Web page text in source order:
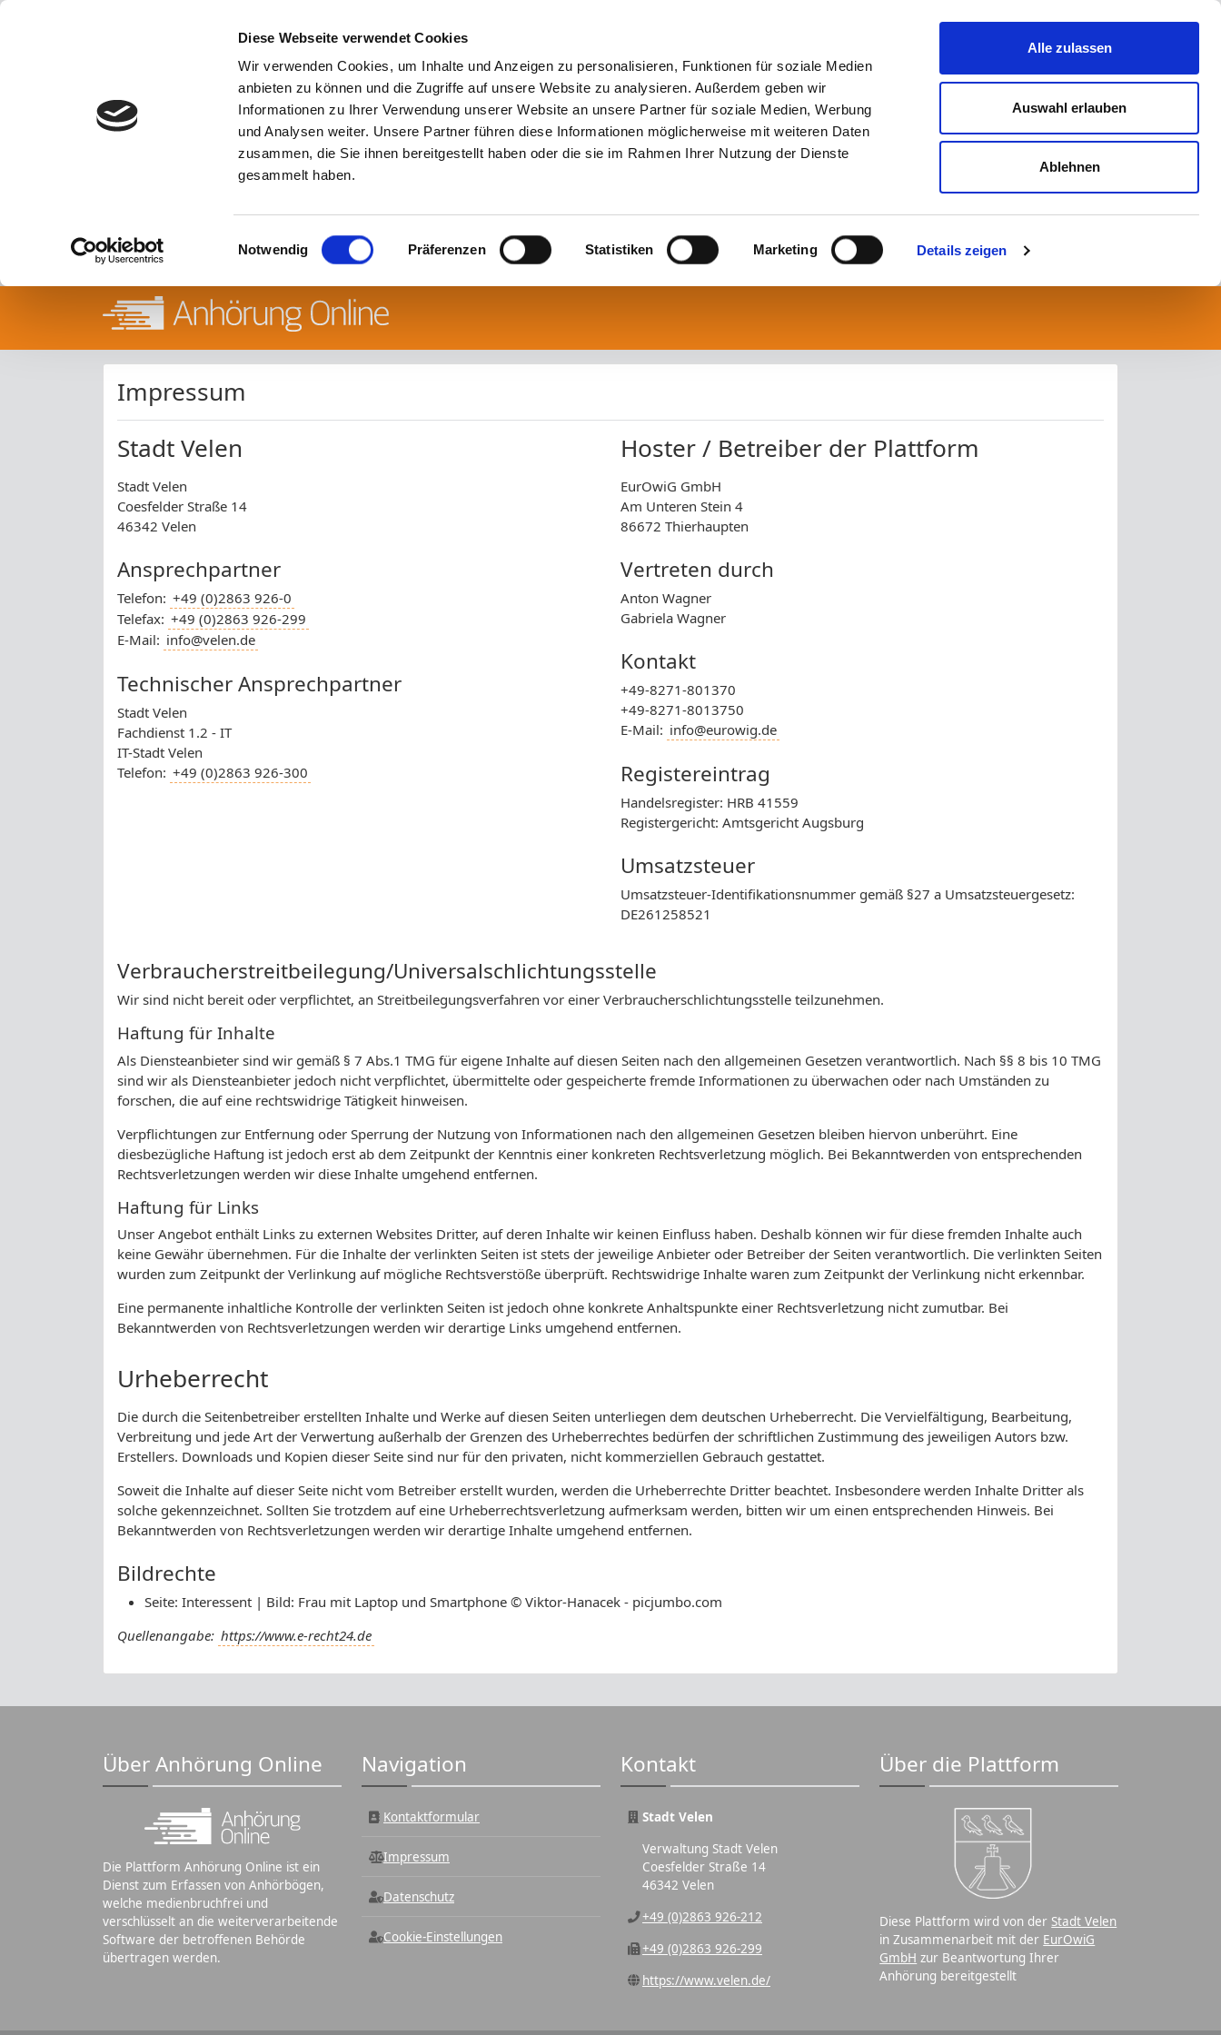
Diese Webseite verwendet Cookies
Wir verwenden Cookies, um Inhalte und Anzeigen zu personalisieren, Funktionen für soziale Medien
anbieten zu können und die Zugriffe auf unsere Website zu analysieren. Außerdem geben wir
Informationen zu Ihrer Verwendung unserer Website an unsere Partner für soziale Medien, Werbung
und Analysen weiter. Unsere Partner führen diese Informationen möglicherweise mit weiteren Daten
zusammen, die Sie ihnen bereitgestellt haben oder die sie im Rahmen Ihrer Nutzung der Dienste
gesammelt haben.
Einwilligungsauswahl
Notwendig Präferenzen Statistiken Marketing Details zeigen
Alle zulassen
Auswahl erlauben
Ablehnen
Impressum
Stadt Velen
Stadt Velen
Coesfelder Straße 14
46342 Velen
Ansprechpartner
Telefon: +49 (0)2863 926-0
Telefax: +49 (0)2863 926-299
E-Mail: info@velen.de
Technischer Ansprechpartner
Stadt Velen
Fachdienst 1.2 - IT
IT-Stadt Velen
Telefon: +49 (0)2863 926-300
Hoster / Betreiber der Plattform
EurOwiG GmbH
Am Unteren Stein 4
86672 Thierhaupten
Vertreten durch
Anton Wagner
Gabriela Wagner
Kontakt
+49-8271-801370
+49-8271-8013750
E-Mail: info@eurowig.de
Registereintrag
Handelsregister: HRB 41559
Registergericht: Amtsgericht Augsburg
Umsatzsteuer
Umsatzsteuer-Identifikationsnummer gemäß §27 a Umsatzsteuergesetz:
DE261258521
Verbraucherstreitbeilegung/Universalschlichtungsstelle
Wir sind nicht bereit oder verpflichtet, an Streitbeilegungsverfahren vor einer Verbraucherschlichtungsstelle teilzunehmen.
Haftung für Inhalte
Als Diensteanbieter sind wir gemäß § 7 Abs.1 TMG für eigene Inhalte auf diesen Seiten nach den allgemeinen Gesetzen verantwortlich. Nach §§ 8 bis 10 TMG
sind wir als Diensteanbieter jedoch nicht verpflichtet, übermittelte oder gespeicherte fremde Informationen zu überwachen oder nach Umständen zu
forschen, die auf eine rechtswidrige Tätigkeit hinweisen.
Verpflichtungen zur Entfernung oder Sperrung der Nutzung von Informationen nach den allgemeinen Gesetzen bleiben hiervon unberührt. Eine
diesbezügliche Haftung ist jedoch erst ab dem Zeitpunkt der Kenntnis einer konkreten Rechtsverletzung möglich. Bei Bekanntwerden von entsprechenden
Rechtsverletzungen werden wir diese Inhalte umgehend entfernen.
Haftung für Links
Unser Angebot enthält Links zu externen Websites Dritter, auf deren Inhalte wir keinen Einfluss haben. Deshalb können wir für diese fremden Inhalte auch
keine Gewähr übernehmen. Für die Inhalte der verlinkten Seiten ist stets der jeweilige Anbieter oder Betreiber der Seiten verantwortlich. Die verlinkten Seiten
wurden zum Zeitpunkt der Verlinkung auf mögliche Rechtsverstöße überprüft. Rechtswidrige Inhalte waren zum Zeitpunkt der Verlinkung nicht erkennbar.
Eine permanente inhaltliche Kontrolle der verlinkten Seiten ist jedoch ohne konkrete Anhaltspunkte einer Rechtsverletzung nicht zumutbar. Bei
Bekanntwerden von Rechtsverletzungen werden wir derartige Links umgehend entfernen.
Urheberrecht
Die durch die Seitenbetreiber erstellten Inhalte und Werke auf diesen Seiten unterliegen dem deutschen Urheberrecht. Die Vervielfältigung, Bearbeitung,
Verbreitung und jede Art der Verwertung außerhalb der Grenzen des Urheberrechtes bedürfen der schriftlichen Zustimmung des jeweiligen Autors bzw.
Erstellers. Downloads und Kopien dieser Seite sind nur für den privaten, nicht kommerziellen Gebrauch gestattet.
Soweit die Inhalte auf dieser Seite nicht vom Betreiber erstellt wurden, werden die Urheberrechte Dritter beachtet. Insbesondere werden Inhalte Dritter als
solche gekennzeichnet. Sollten Sie trotzdem auf eine Urheberrechtsverletzung aufmerksam werden, bitten wir um einen entsprechenden Hinweis. Bei
Bekanntwerden von Rechtsverletzungen werden wir derartige Inhalte umgehend entfernen.
Bildrechte
Seite: Interessent | Bild: Frau mit Laptop und Smartphone © Viktor-Hanacek - picjumbo.com
Quellenangabe: https://www.e-recht24.de
Über Anhörung Online
Die Plattform Anhörung Online ist ein
Dienst zum Erfassen von Anhörbögen,
welche medienbruchfrei und
verschlüsselt an die weiterverarbeitende
Software der betroffenen Behörde
übertragen werden.
Navigation
Kontaktformular
Impressum
Datenschutz
Cookie-Einstellungen
Kontakt
Stadt Velen
Verwaltung Stadt Velen
Coesfelder Straße 14
46342 Velen
+49 (0)2863 926-212
+49 (0)2863 926-299
https://www.velen.de/
Über die Plattform
Diese Plattform wird von der Stadt Velen
in Zusammenarbeit mit der EurOwiG
GmbH zur Beantwortung Ihrer
Anhörung bereitgestellt